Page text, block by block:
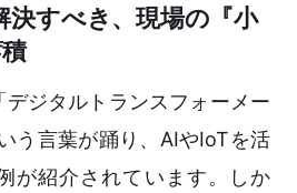
決すべき、現場の『小
デジタルトランスフォーメー
う言葉が踊り、AIやIoTを活
が紹介されています。しか